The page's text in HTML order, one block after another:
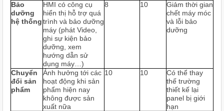
Bảo
dưỡng
hệ thống
HMI có công cụ
hiển thị hỗ trợ quá
trình và bảo dưỡng
máy (phát Video,
ghi sự kiện bảo
dưỡng, xem
hướng dẫn sử
dụng máy…)
8 10
Giảm thời gian
chết máy móc
và lỗi bảo
dưỡng
Chuyển
đổi sản
phẩm
Ảnh hưởng tới các
hoạt động khi sản
phẩm hiện nay
không được sản
xuất nữa
10 10
Có thể thay
thế trường
thiết kế lại
panel bị giới
hạn